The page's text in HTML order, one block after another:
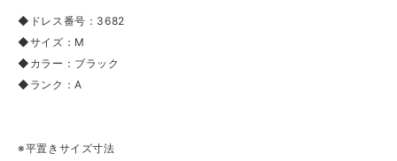
◆ドレス番号：3682
◆サイズ：M
◆カラー：ブラック
◆ランク：A
※平置きサイズ寸法